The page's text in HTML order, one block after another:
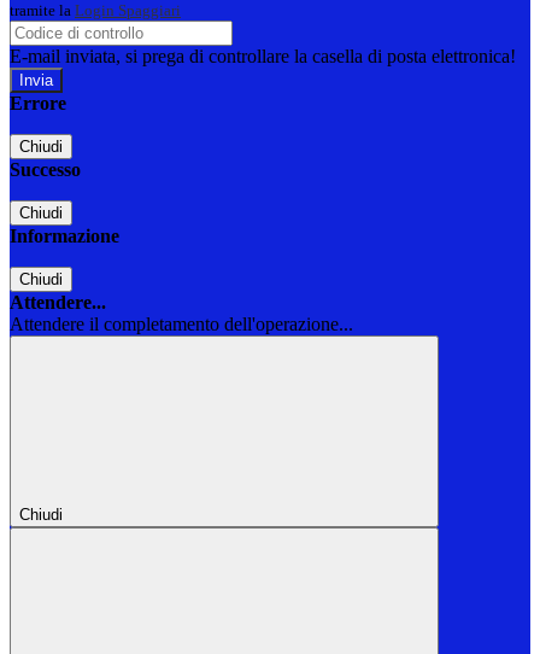
tramite la Login Spaggiari
E-mail inviata, si prega di controllare la casella di posta elettronica!
Errore
Chiudi
Successo
Chiudi
Informazione
Chiudi
Attendere...
Attendere il completamento dell'operazione...
Chiudi